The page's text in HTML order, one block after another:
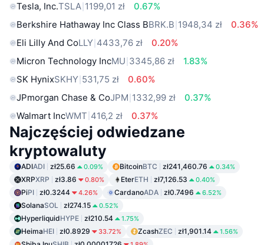
Tesla, Inc.TSLA 1199,01 zł
0.67%
Berkshire Hathaway Inc Class BBRK.B 1948,34 zł
0.36%
Eli Lilly And CoLLY 4433,76 zł
0.20%
Micron Technology IncMU 3345,86 zł
1.83%
SK HynixSKHY 531,75 zł
0.60%
JPmorgan Chase & CoJPM 1332,99 zł
0.37%
Walmart IncWMT 416,2 zł 0.37%
Najczęściej odwiedzane
kryptowaluty
ADIADI zł25.66 0.09% BitcoinBTC zł241,460.76 0.34%
XRPXRP zł3.86 0.80% EterETH zł7,126.53 0.40%
PiPI zł0.3244 4.26% CardanoADA zł0.7496 6.52%
SolanaSOL zł274.15 0.52%
HyperliquidHYPE zł210.54 1.75%
HeimaHEI zł0.8929 33.72% ZcashZEC zł1,901.14 1.56%